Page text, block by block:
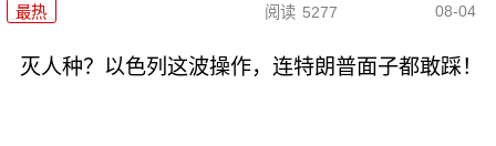
最热 阅读 5277 08-04
灭人种？以色列这波操作，连特朗普面子都敢踩！